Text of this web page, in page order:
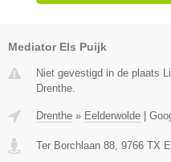
Mediator Els Puijk
Niet gevestigd in de plaats
Drenthe.
Drenthe » Eelderwolde
Ter Borchlaan 88, 9766 TX